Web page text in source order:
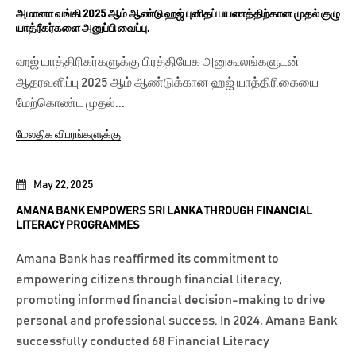
May 22, 2025
AMANA BANK EMPOWERS SRI LANKA THROUGH FINANCIAL
LITERACY PROGRAMMES
Amana Bank has reaffirmed its commitment to
empowering citizens through financial literacy,
promoting informed financial decision-making to drive
personal and professional success. In 2024, Amana Bank
successfully conducted 68 Financial Literacy
அமானா வங்கி 2025 ஆம் ஆண்டு ஹஜ் புனிதப் பயணத்திற்கான முதல் குழு
யாத்ரீகர்களை அனுப்பி வைப்பு.
ஹஜ் யாத்திரிகர்களுக்கு பிரத்தியேக அனுகூலங்களுடன்
ஆதரவளிப்பு 2025 ஆம் ஆண்டுக்கான ஹஜ் யாத்திரிகையை
மேற்கொண்ட முதல்...
மேலதிக விபரங்களுக்கு